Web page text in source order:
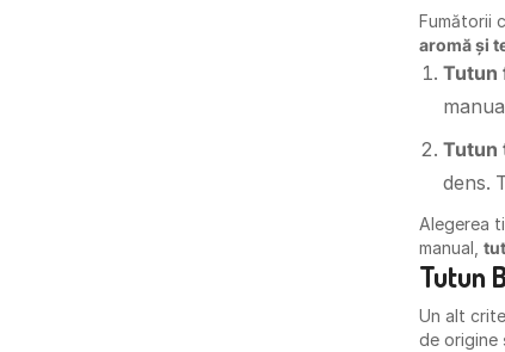
Fumătorii
aromă și
Tutun
Tutun
dens.
Alegerea
manual,
Tutun
Un alt
de origine